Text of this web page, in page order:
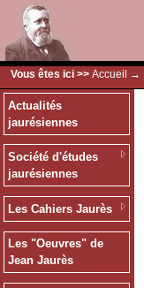
Vous êtes ici >> Accueil →
Actualités
jaurésiennes
Société d'études
jaurésiennes
Les Cahiers Jaurès
Les "Oeuvres" de
Jean Jaurès